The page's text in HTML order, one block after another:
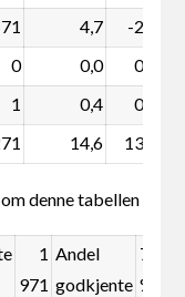
4,7 -2,8
0 0,0 0,0
1 0,4 0,1
14,6 13,8
om denne tabellen
1
971
Andel
godkjente
73,1
%